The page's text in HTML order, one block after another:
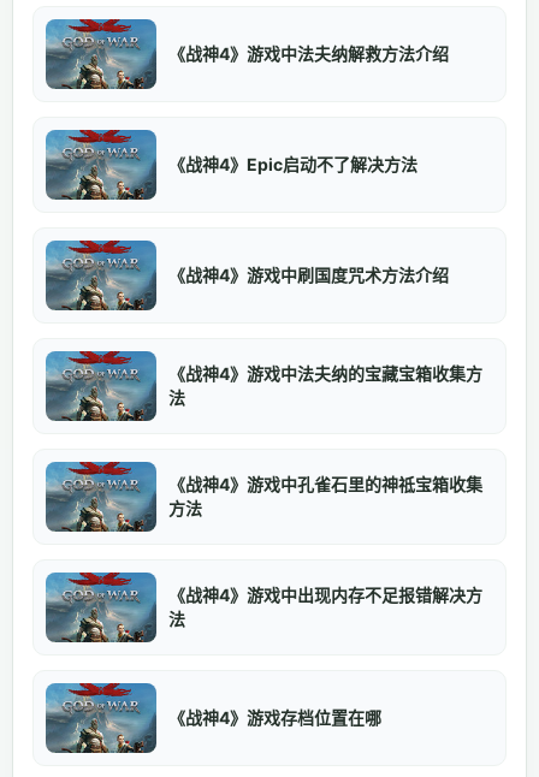
《战神4》游戏中法夫纳解救方法介绍
《战神4》Epic启动不了解决方法
《战神4》游戏中刷国度咒术方法介绍
《战神4》游戏中法夫纳的宝藏宝箱收集方
法
《战神4》游戏中孔雀石里的神祗宝箱收集
方法
《战神4》游戏中出现内存不足报错解决方
法
《战神4》游戏存档位置在哪